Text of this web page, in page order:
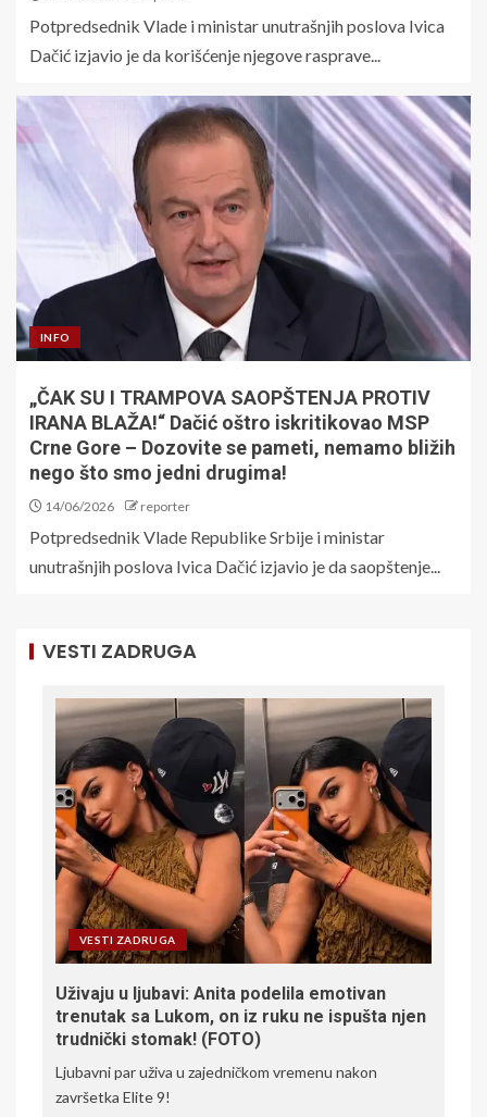
Potpredsednik Vlade i ministar unutrašnjih poslova Ivica
Dačić izjavio je da korišćenje njegove rasprave...
INFO
„ČAK SU I TRAMPOVA SAOPŠTENJA PROTIV
IRANA BLAŽA!“ Dačić oštro iskritikovao MSP
Crne Gore – Dozovite se pameti, nemamo bližih
nego što smo jedni drugima!
14/06/2026 reporter
Potpredsednik Vlade Republike Srbije i ministar
unutrašnjih poslova Ivica Dačić izjavio je da saopštenje...
VESTI ZADRUGA
VESTI ZADRUGA
Uživaju u ljubavi: Anita podelila emotivan
trenutak sa Lukom, on iz ruku ne ispušta njen
trudnički stomak! (FOTO)
Ljubavni par uživa u zajedničkom vremenu nakon
završetka Elite 9!